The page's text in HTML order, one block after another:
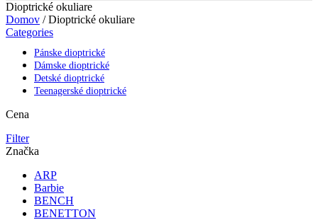
Dioptrické okuliare
Domov /Dioptrické okuliare
Categories
Pánske dioptrické
Dámske dioptrické
Detské dioptrické
Teenagerské dioptrické
Cena
Filter
Značka
ARP
Barbie
BENCH
BENETTON